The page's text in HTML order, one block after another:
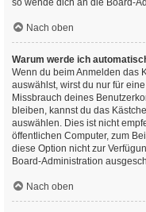
so wende dich an die Board-
Nach oben
Warum werde ich
Wenn du beim Anmelden das
auswählst, wirst du nur für
Missbrauch deines
bleiben, kannst du das
auswählen. Dies ist nicht
öffentlichen Computer, zum
diese Option nicht zur
Board-Administration
Nach oben